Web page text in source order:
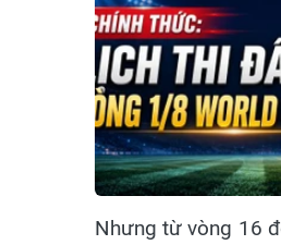
Nhưng từ vòng 16